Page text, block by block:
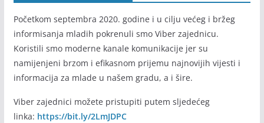
Početkom septembra 2020. godine i u cilju većeg i bržeg
informisanja mladih pokrenuli smo Viber zajednicu.
Koristili smo moderne kanale komunikacije jer su
namijenjeni brzom i efikasnom prijemu najnovijih vijesti i
informacija za mlade u našem gradu, a i šire.
Viber zajednici možete pristupiti putem sljedećeg
linka: https://bit.ly/2LmJDPC